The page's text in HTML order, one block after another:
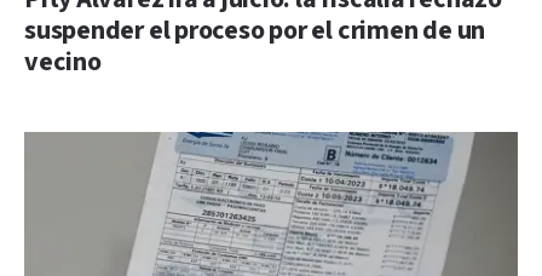
suspender el proceso por el crimen de un
vecino